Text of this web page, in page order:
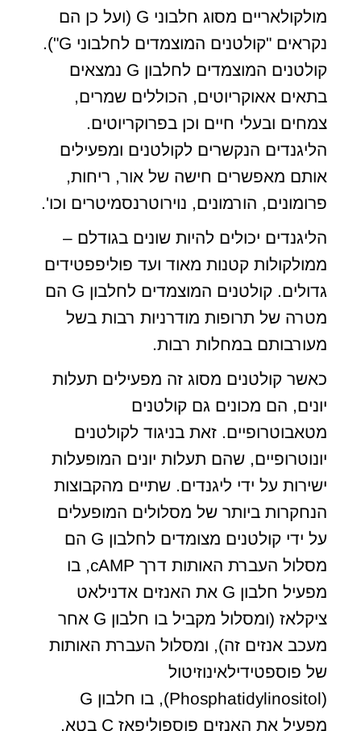
מולקולאריים מסוג חלבוני G (ועל כן הם
נקראים "קולטנים המוצמדים לחלבוני G").
קולטנים המוצמדים לחלבון G נמצאים
בתאים אאוקריוטים, הכוללים שמרים,
צמחים ובעלי חיים וכן בפרוקריוטים.
הליגנדים הנקשרים לקולטנים ומפעילים
אותם מאפשרים חישה של אור, ריחות,
פרומונים, הורמונים, נוירוטרנסמיטרים וכו'.
הליגנדים יכולים להיות שונים בגודלם –
ממולקולות קטנות מאוד ועד פוליפפטידים
גדולים. קולטנים המוצמדים לחלבון G הם
מטרה של תרופות מודרניות רבות בשל
מעורבותם במחלות רבות.
כאשר קולטנים מסוג זה מפעילים תעלות
יונים, הם מכונים גם קולטנים
מטאבוטרופיים. זאת בניגוד לקולטנים
יונוטרופיים, שהם תעלות יונים המופעלות
ישירות על ידי ליגנדים. שתיים מהקבוצות
הנחקרות ביותר של מסלולים המופעלים
על ידי קולטנים מצומדים לחלבון G הם
מסלול העברת האותות דרך cAMP, בו
מפעיל חלבון G את האנזים אדנילאט
ציקלאז (ומסלול מקביל בו חלבון G אחר
מעכב אנזים זה), ומסלול העברת האותות
של פוספטידילאינוזיטול
(Phosphatidylinositol), בו חלבון G
מפעיל את האנזים פוספוליפאז C בטא.